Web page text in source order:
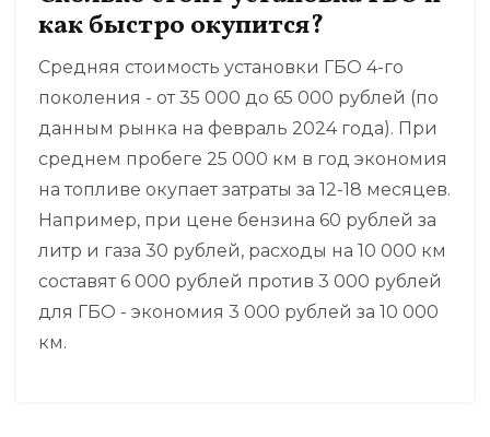
как быстро окупится?
Средняя стоимость установки ГБО 4-го
поколения - от 35 000 до 65 000 рублей (по
данным рынка на февраль 2024 года). При
среднем пробеге 25 000 км в год экономия
на топливе окупает затраты за 12-18 месяцев.
Например, при цене бензина 60 рублей за
литр и газа 30 рублей, расходы на 10 000 км
составят 6 000 рублей против 3 000 рублей
для ГБО - экономия 3 000 рублей за 10 000
км.